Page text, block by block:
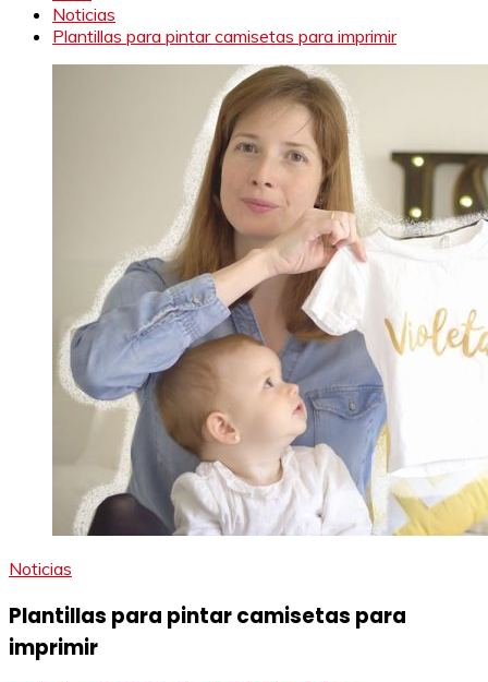
Noticias
Plantillas para pintar camisetas para imprimir
Noticias
Plantillas para pintar camisetas para
imprimir